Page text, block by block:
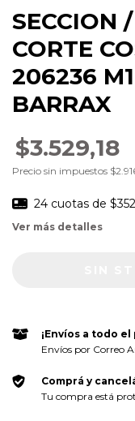
SECCION
CORTE
206236
BARRAX
$3.529,18
Precio sin impuestos
24 cuotas de
Ver más detalles
¡Envíos a todo el
Envíos por Correo
Comprá y
Tu compra está